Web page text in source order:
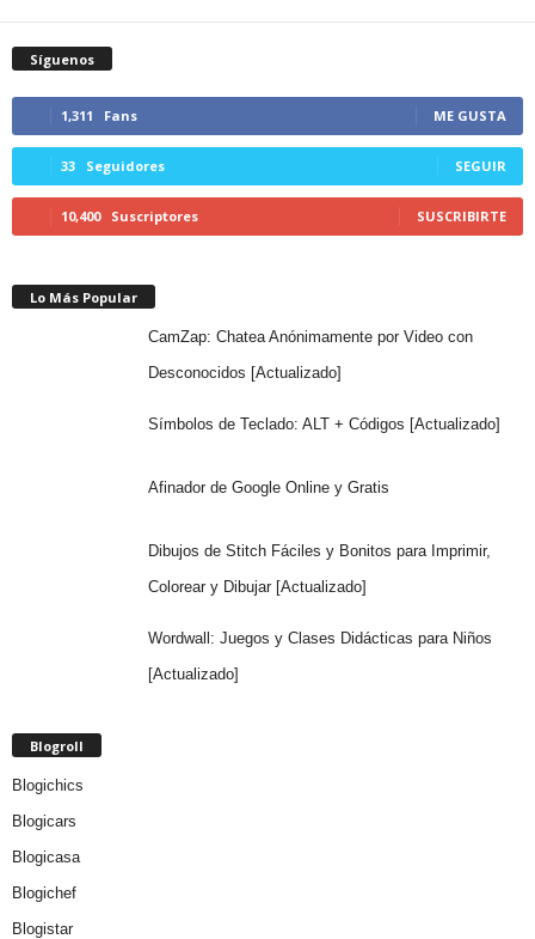
Síguenos
1,311 Fans ME GUSTA
33 Seguidores SEGUIR
10,400 Suscriptores SUSCRIBIRTE
Lo Más Popular
CamZap: Chatea Anónimamente por Video con
Desconocidos [Actualizado]
Símbolos de Teclado: ALT + Códigos [Actualizado]
Afinador de Google Online y Gratis
Dibujos de Stitch Fáciles y Bonitos para Imprimir,
Colorear y Dibujar [Actualizado]
Wordwall: Juegos y Clases Didácticas para Niños
[Actualizado]
Blogroll
Blogichics
Blogicars
Blogicasa
Blogichef
Blogistar